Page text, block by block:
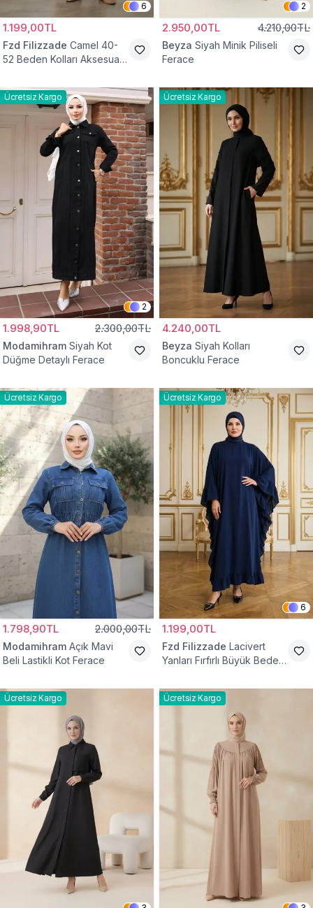
6
1.199,00TL
Fzd Filizzade Camel 40-
52 Beden Kolları Aksesuar
2
2.950,00TL 4.210,00TL
Beyza Siyah Minik Piliseli
Ferace
Ücretsiz Kargo
2
1.998,90TL 2.300,00TL
Modamihram Siyah Kot
Düğme Detaylı Ferace
Ücretsiz Kargo
4.240,00TL
Beyza Siyah Kolları
Boncuklu Ferace
Ücretsiz Kargo
1.798,90TL 2.000,00TL
Modamihram Açık Mavi
Beli Lastikli Kot Ferace
Ücretsiz Kargo
6
1.199,00TL
Fzd Filizzade Lacivert
Yanları Fırfırlı Büyük Beden
Ücretsiz Kargo Ücretsiz Kargo